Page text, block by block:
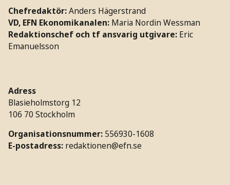
Chefredaktör:Anders Hägerstrand
VD, EFN Ekonomikanalen: Maria Nordin Wessman
Redaktionschef och tf ansvarig utgivare: Eric
Emanuelsson
Adress
Blasieholmstorg 12
106 70 Stockholm
Organisationsnummer: 556930-1608
E-postadress: redaktionen@efn.se